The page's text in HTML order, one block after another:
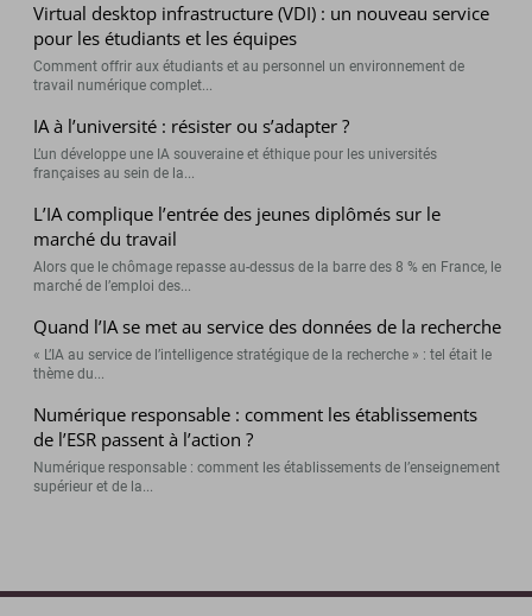
Virtual desktop infrastructure (VDI) : un nouveau service
pour les étudiants et les équipes
Comment offrir aux étudiants et au personnel un environnement de
travail numérique complet...
IA à l’université : résister ou s’adapter ?
L’un développe une IA souveraine et éthique pour les universités
françaises au sein de la...
L’IA complique l’entrée des jeunes diplômés sur le
marché du travail
Alors que le chômage repasse au-dessus de la barre des 8 % en France, le
marché de l’emploi des...
Quand l’IA se met au service des données de la recherche
« L’IA au service de l’intelligence stratégique de la recherche » : tel était le
thème du...
Numérique responsable : comment les établissements
de l’ESR passent à l’action ?
Numérique responsable : comment les établissements de l’enseignement
supérieur et de la...